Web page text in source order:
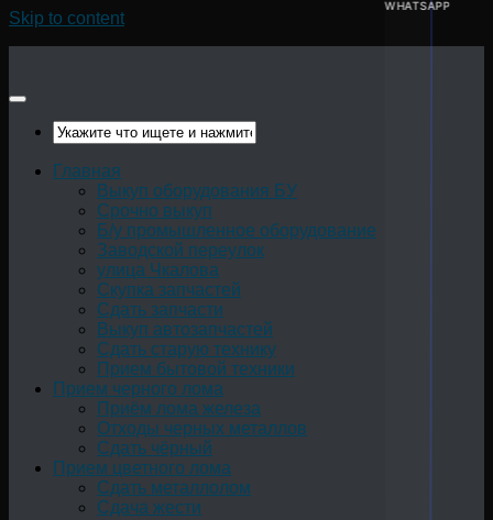
Skip to content
Главная
Выкуп оборудования БУ
Срочно выкуп
Б/у промышленное оборудование
Заводской переулок
улица Чкалова
Скупка запчастей
Сдать запчасти
Выкуп автозапчастей
Сдать старую технику
Прием бытовой техники
Прием черного лома
Приём лома железа
Отходы черных металлов
Сдать чёрный
Прием цветного лома
Сдать металлолом
Сдача жести
WHATSAPP